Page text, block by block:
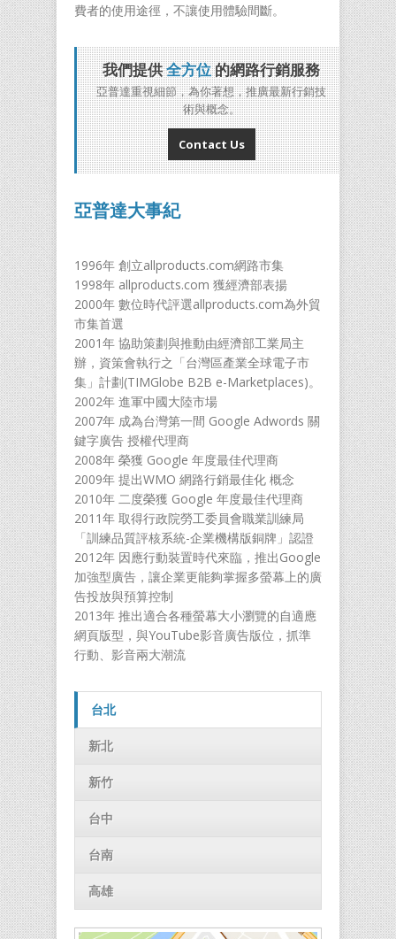
費者的使用途徑，不讓使用體驗間斷。
我們提供全方位的網路行銷服務
亞普達重視細節，為你著想，推廣最新行銷技
術與概念。
Contact Us
亞普達大事紀
1996年 創立allproducts.com網路市集
1998年 allproducts.com 獲經濟部表揚
2000年 數位時代評選allproducts.com為外貿
市集首選
2001年 協助策劃與推動由經濟部工業局主
辦，資策會執行之「台灣區產業全球電子市
集」計劃(TIMGlobe B2B e-Marketplaces)。
2002年 進軍中國大陸市場
2007年 成為台灣第一間 Google Adwords 關
鍵字廣告 授權代理商
2008年 榮獲 Google 年度最佳代理商
2009年 提出WMO 網路行銷最佳化 概念
2010年 二度榮獲 Google 年度最佳代理商
2011年 取得行政院勞工委員會職業訓練局
「訓練品質評核系統-企業機構版銅牌」認證
2012年 因應行動裝置時代來臨，推出Google
加強型廣告，讓企業更能夠掌握多螢幕上的廣
告投放與預算控制
2013年 推出適合各種螢幕大小瀏覽的自適應
網頁版型，與YouTube影音廣告版位，抓準
行動、影音兩大潮流
台北
新北
新竹
台中
台南
高雄